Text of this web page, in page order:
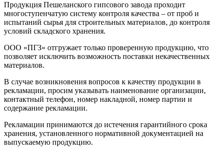
Продукция Пешеланского гипсового завода проходит
многоступенчатую систему контроля качества – от проб и
испытаний сырья для строительных материалов, до контроля
условий складского хранения.
ООО «ПГЗ» отгружает только проверенную продукцию, что
позволяет исключить возможность поставки некачественных
материалов.
В случае возникновения вопросов к качеству продукции в
рекламации, просим указывать наименование организации,
контактный телефон, номер накладной, номер партии и
содержание рекламации.
Рекламации принимаются до истечения гарантийного срока
хранения, установленного нормативной документацией на
выпускаемую продукцию.